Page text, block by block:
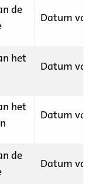
de
Datum
het
Datum
het
Datum
de
Datum